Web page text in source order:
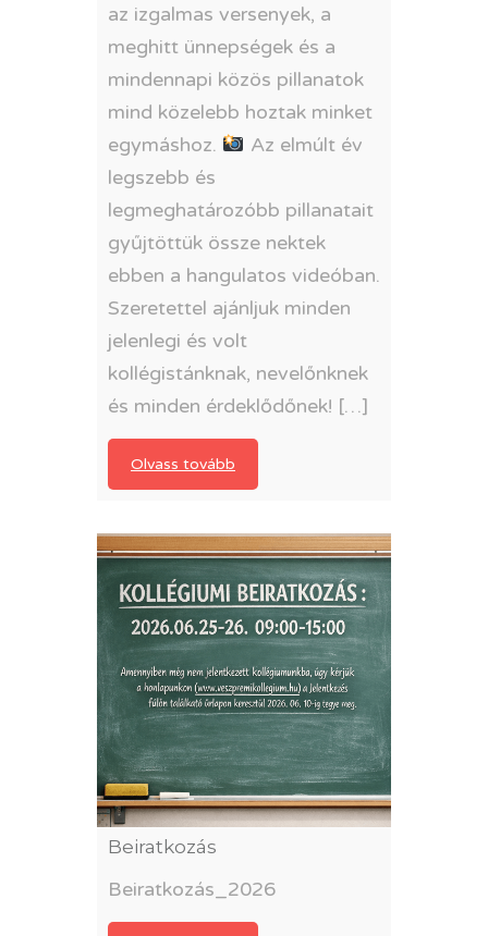
az izgalmas versenyek, a
meghitt ünnepségek és a
mindennapi közös pillanatok
mind közelebb hoztak minket
egymáshoz.
Az elmúlt év
legszebb és
legmeghatározóbb pillanatait
gyűjtöttük össze nektek
ebben a hangulatos videóban.
Szeretettel ajánljuk minden
jelenlegi és volt
kollégistánknak, nevelőnknek
és minden érdeklődőnek! […]
Olvass tovább
Beiratkozás
Beiratkozás_2026